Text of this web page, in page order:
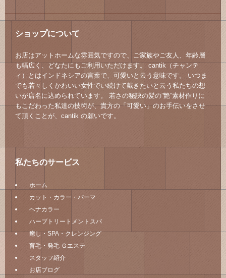
ショップについて
お店はアットホームな雰囲気ですので、ご家族やご友人、年齢層
も幅広く、どなたにもご利用いただけます。 cantik（チャンテ
ィ）とはインドネシアの言葉で、可愛いと云う意味です。 いつま
でも若々しくかわいい女性でい続けて戴きたいと云う私たちの想
いが店名に込められています。 若さの秘訣の髪の”艶”素材作りに
もこだわった私達の技術が、貴方の「可愛い」のお手伝いをさせ
て頂くことが、cantik の願いです。
私たちのサービス
ホーム
カット・カラー・パーマ
ヘナカラー
ハーブトリートメントスパ
癒し・SPA・クレンジング
育毛・発毛 Ｇエステ
スタッフ紹介
お店ブログ